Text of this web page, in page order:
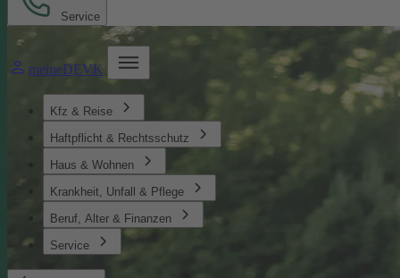
meineDEVK
Kfz & Reise
Haftpflicht & Rechtsschutz
Haus & Wohnen
Krankheit, Unfall & Pflege
Beruf, Alter & Finanzen
Service
Service